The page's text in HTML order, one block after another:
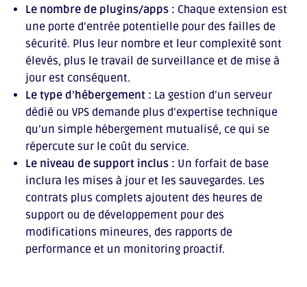
Le nombre de plugins/apps : Chaque extension est
une porte d’entrée potentielle pour des failles de
sécurité. Plus leur nombre et leur complexité sont
élevés, plus le travail de surveillance et de mise à
jour est conséquent.
Le type d’hébergement : La gestion d’un serveur
dédié ou VPS demande plus d’expertise technique
qu’un simple hébergement mutualisé, ce qui se
répercute sur le coût du service.
Le niveau de support inclus : Un forfait de base
inclura les mises à jour et les sauvegardes. Les
contrats plus complets ajoutent des heures de
support ou de développement pour des
modifications mineures, des rapports de
performance et un monitoring proactif.